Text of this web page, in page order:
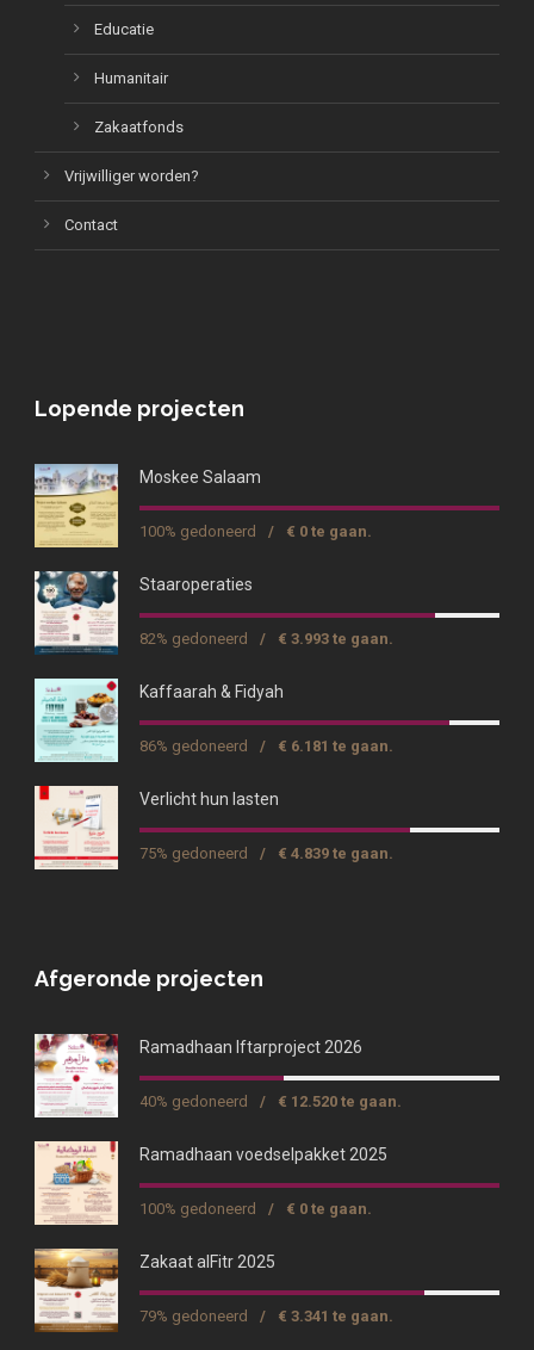
Educatie
Humanitair
Zakaatfonds
Vrijwilliger worden?
Contact
Lopende projecten
Moskee Salaam
100% gedoneerd / € 0 te gaan.
Staaroperaties
82% gedoneerd / € 3.993 te gaan.
Kaffaarah & Fidyah
86% gedoneerd / € 6.181 te gaan.
Verlicht hun lasten
75% gedoneerd / € 4.839 te gaan.
Afgeronde projecten
Ramadhaan Iftarproject 2026
40% gedoneerd / € 12.520 te gaan.
Ramadhaan voedselpakket 2025
100% gedoneerd / € 0 te gaan.
Zakaat alFitr 2025
79% gedoneerd / € 3.341 te gaan.